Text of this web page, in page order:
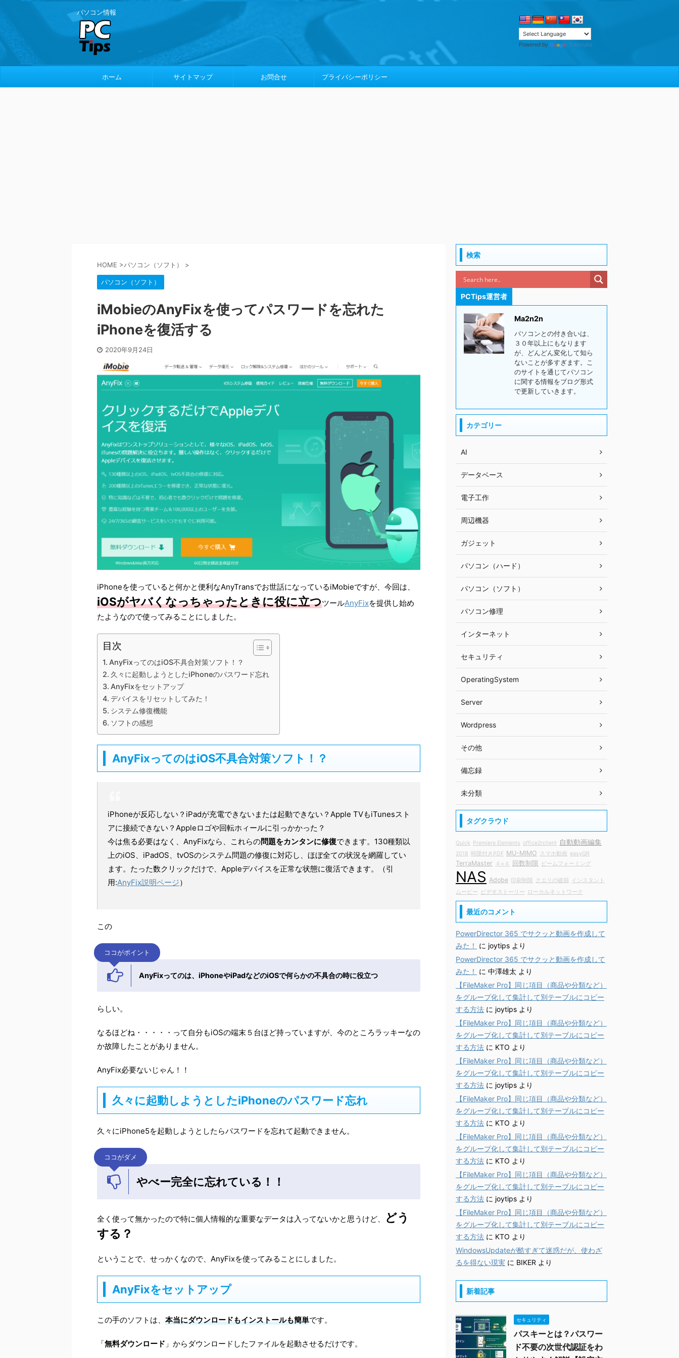
パソコン情報
Powered by Translate
ホーム サイトマップ お問合せ プライバシーポリシー
HOME >パソコン（ソフト） >
パソコン（ソフト）
iMobieのAnyFixを使ってパスワードを忘れた
iPhoneを復活する
2020年9月24日
iPhoneを使っていると何かと便利なAnyTransでお世話になっているiMobieですが、今回は、
iOSがヤバくなっちゃったときに役に立つツールAnyFixを提供し始め
たようなので使ってみることにしました。
目次
AnyFixってのはiOS不具合対策ソフト！？
久々に起動しようとしたiPhoneのパスワード忘れ
AnyFixをセットアップ
デバイスをリセットしてみた！
システム修復機能
ソフトの感想
AnyFixってのはiOS不具合対策ソフト！？
iPhoneが反応しない？iPadが充電できないまたは起動できない？Apple TVもiTunesスト
アに接続できない？Appleロゴや回転ホィールに引っかかった？
今は焦る必要はなく、AnyFixなら、これらの問題をカンタンに修復できます。130種類以
上のiOS、iPadOS、tvOSのシステム問題の修復に対応し、ほぼ全ての状況を網羅してい
ます。たった数クリックだけで、Appleデバイスを正常な状態に復活できます。（引
用:AnyFix説明ページ）
この
ココがポイント
AnyFixってのは、iPhoneやiPadなどのiOSで何らかの不具合の時に役立つ
らしい。
なるほどね・・・・・って自分もiOSの端末５台ほど持っていますが、今のところラッキーなの
か故障したことがありません。
AnyFix必要ないじゃん！！
久々に起動しようとしたiPhoneのパスワード忘れ
久々にiPhone5を起動しようとしたらパスワードを忘れて起動できません。
ココがダメ
やべー完全に忘れている！！
全く使って無かったので特に個人情報的な重要なデータは入ってないかと思うけど、
どう
する？
ということで、せっかくなので、AnyFixを使ってみることにしました。
AnyFixをセットアップ
この手のソフトは、 本当にダウンロードもインストールも簡単です。
「無料ダウンロード 」からダウンロードしたファイルを起動させるだけです。
検索
PCTips運営者
Ma2n2n
パソコンとの付き合いは、
３０年以上にもなります
が、どんどん変化して知ら
ないことが多すぎます。こ
のサイトを通じてパソコン
に関する情報をブログ形式
で更新していきます。
カテゴリー
AI
データベース
電子工作
周辺機器
ガジェット
パソコン（ハード）
パソコン（ソフト）
パソコン修理
インターネット
セキュリティ
OperatingSystem
Server
Wordpress
その他
備忘録
未分類
タグクラウド
Quick Premiere Elements office2rclient 自動動画編集
2018 時限付きPDF MU-MIMO スマホ動画 easyQR
TerraMaster ４×４ 回数制限 ビームフォーミング
NAS Adobe 印刷制限 クエリの破損
インスタント
ムービー
ビデオストーリー ローカルネットワーク
最近のコメント
PowerDirector 365 でサクッと動画を作成して
みた！
に joytips より
PowerDirector 365 でサクッと動画を作成して
みた！
に 中澤雄太 より
【FileMaker Pro】同じ項目（商品や分類など）
をグループ化して集計して別テーブルにコピー
する方法 に joytips より
【FileMaker Pro】同じ項目（商品や分類など）
をグループ化して集計して別テーブルにコピー
する方法 に KTO より
【FileMaker Pro】同じ項目（商品や分類など）
をグループ化して集計して別テーブルにコピー
する方法 に joytips より
【FileMaker Pro】同じ項目（商品や分類など）
をグループ化して集計して別テーブルにコピー
する方法 に KTO より
【FileMaker Pro】同じ項目（商品や分類など）
をグループ化して集計して別テーブルにコピー
する方法 に KTO より
【FileMaker Pro】同じ項目（商品や分類など）
をグループ化して集計して別テーブルにコピー
する方法 に joytips より
【FileMaker Pro】同じ項目（商品や分類など）
をグループ化して集計して別テーブルにコピー
する方法 に KTO より
WindowsUpdateが酷すぎて迷惑だが、使わざ
るを得ない現実 に BIKER より
新着記事
セキュリティ
パスキーとは？パスワー
ド不要の次世代認証をわ